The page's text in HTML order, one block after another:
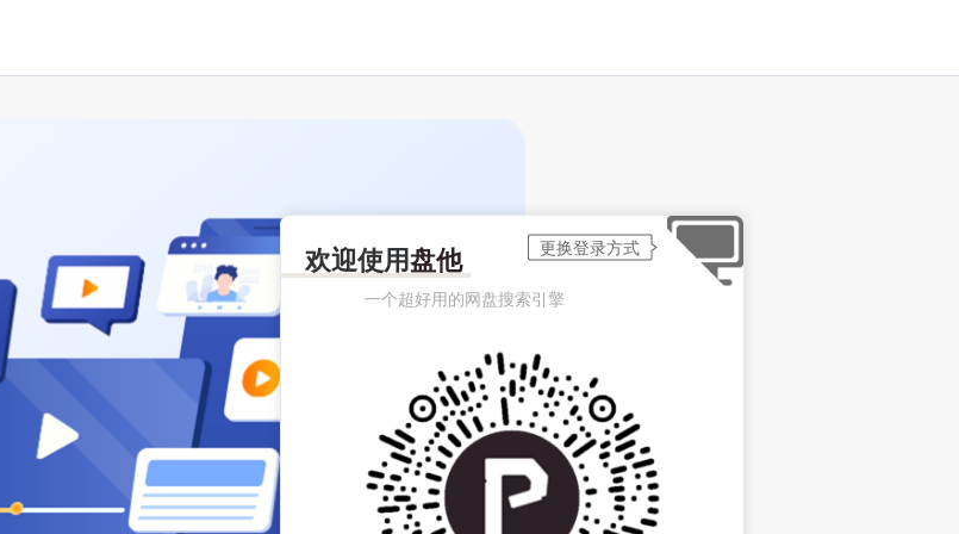
欢迎使用盘他
一个超好用的网盘搜索引擎